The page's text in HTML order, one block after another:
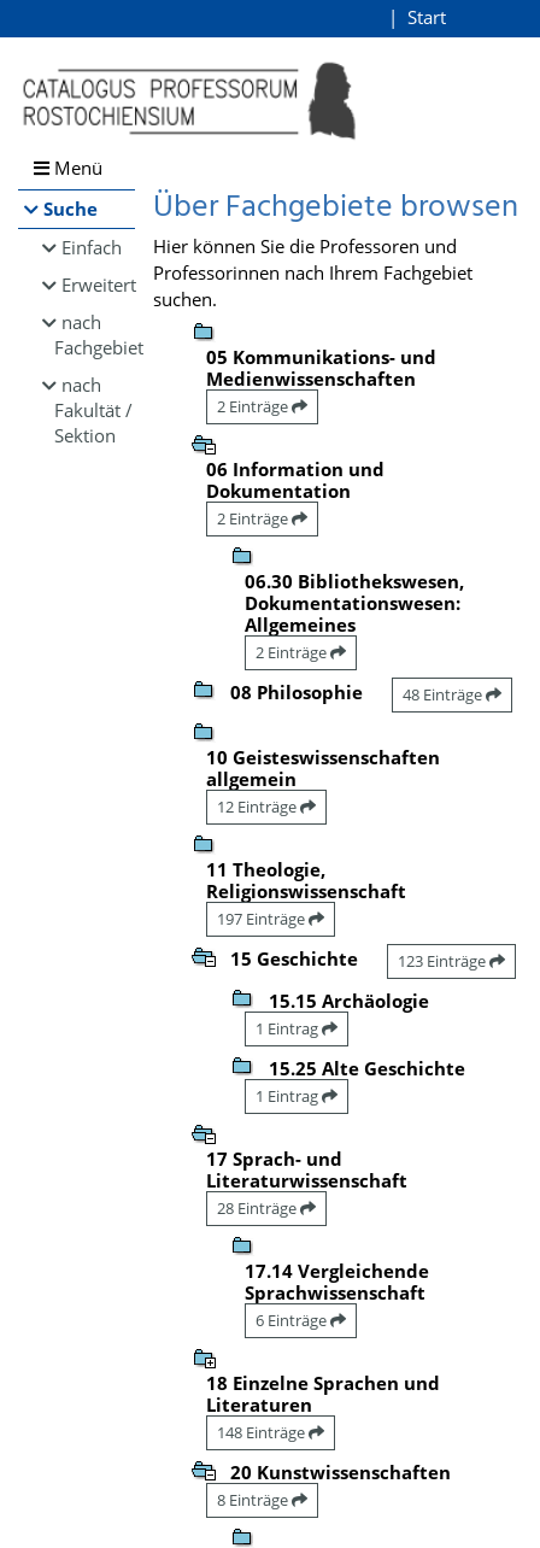
Browsen
direkt zum Inhalt
Start
Menü
Suche
Einfach
Erweitert
nach
Fachgebiet
nach
Fakultät /
Sektion
Über Fachgebiete browsen
Hier können Sie die Professoren und
Professorinnen nach Ihrem Fachgebiet
suchen.
05 Kommunikations- und
Medienwissenschaften
2 Einträge
06 Information und
Dokumentation
2 Einträge
06.30 Bibliothekswesen,
Dokumentationswesen:
Allgemeines
2 Einträge
08 Philosophie 48 Einträge
10 Geisteswissenschaften
allgemein
12 Einträge
11 Theologie,
Religionswissenschaft
197 Einträge
15 Geschichte 123 Einträge
15.15 Archäologie
1 Eintrag
15.25 Alte Geschichte
1 Eintrag
17 Sprach- und
Literaturwissenschaft
28 Einträge
17.14 Vergleichende
Sprachwissenschaft
6 Einträge
18 Einzelne Sprachen und
Literaturen
148 Einträge
20 Kunstwissenschaften
8 Einträge